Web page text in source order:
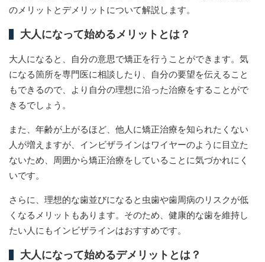
のメリットとデメリットについて解説します。
大人になって始めるメリットとは？
大人になると、自分の意思で矯正を行うことができます。気
になる箇所を専門医に相談したり、自分の要望を伝えること
もできるので、より自分の理想に沿った治療をすることがで
きるでしょう。
また、年齢が上がるほど、他人に矯正治療を知られたくない
人が増えますが、インビザラインはワイヤーのように目立た
ないため、周囲から矯正治療をしていることに気づかれにく
いです。
さらに、理想的な歯並びになると虫歯や歯周病のリスクが低
くなるメリットもあります。そのため、健康的な歯を維持し
たい人にもインビザラインはおすすめです。
大人になって始めるデメリットとは？